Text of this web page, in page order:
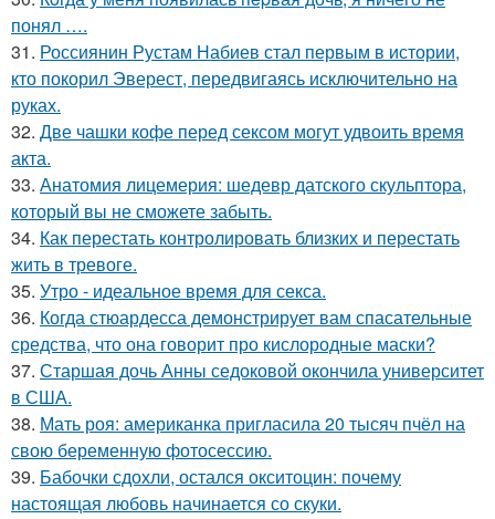
понял ….
31. Россиянин Рустам Набиев стал первым в истории,
кто покорил Эверест, передвигаясь исключительно на
руках.
32. Две чашки кофе перед сексом могут удвоить время
акта.
33. Анатомия лицемерия: шедевр датского скульптора,
который вы не сможете забыть.
34. Как перестать контролировать близких и перестать
жить в тревоге.
35. Утро - идеальное время для секса.
36. Когда стюардесса демонстрирует вам спасательные
средства, что она говорит про кислородные маски?
37. Старшая дочь Анны седоковой окончила университет
в США.
38. Мать роя: американка пригласила 20 тысяч пчёл на
свою беременную фотосессию.
39. Бабочки сдохли, остался окситоцин: почему
настоящая любовь начинается со скуки.